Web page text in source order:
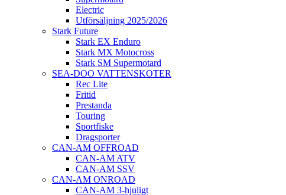
Electric
Utförsäljning 2025/2026
Stark Future
Stark EX Enduro
Stark MX Motocross
Stark SM Supermotard
SEA-DOO VATTENSKOTER
Rec Lite
Fritid
Prestanda
Touring
Sportfiske
Dragsporter
CAN-AM OFFROAD
CAN-AM ATV
CAN-AM SSV
CAN-AM ONROAD
CAN-AM 3-hjuligt